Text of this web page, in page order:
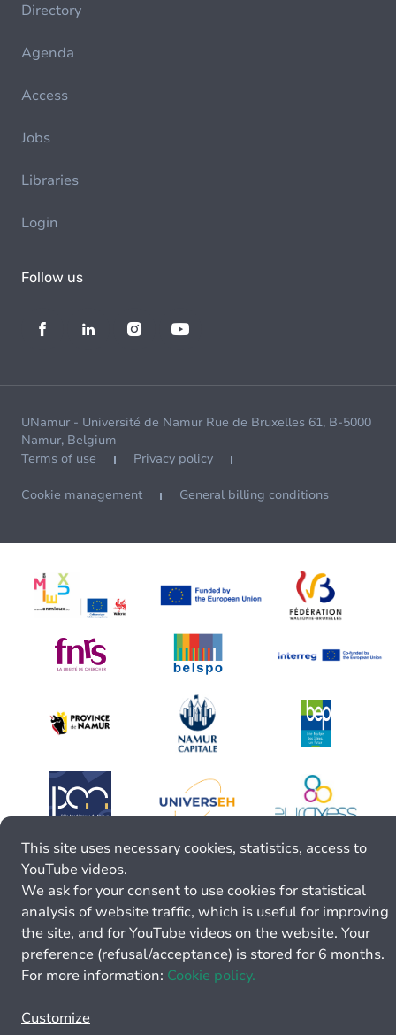
Directory
Agenda
Access
Jobs
Libraries
Login
Follow us
UNamur - Université de Namur Rue de Bruxelles 61, B-5000
Namur, Belgium
Terms of use
Privacy policy
Cookie management General billing conditions
This site uses necessary cookies, statistics, access to
YouTube videos.
We ask for your consent to use cookies for statistical
analysis of website traffic, which is useful for improving
the site, and for YouTube videos on the website. Your
preference (refusal/acceptance) is stored for 6 months.
For more information: Cookie policy.
Customize